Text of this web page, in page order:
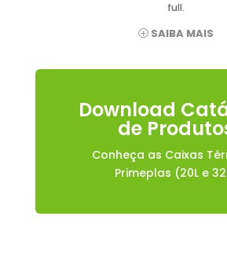
full.
SAIBA MAIS
Download
de
Conheça as Caixas
Primeplas (20L e